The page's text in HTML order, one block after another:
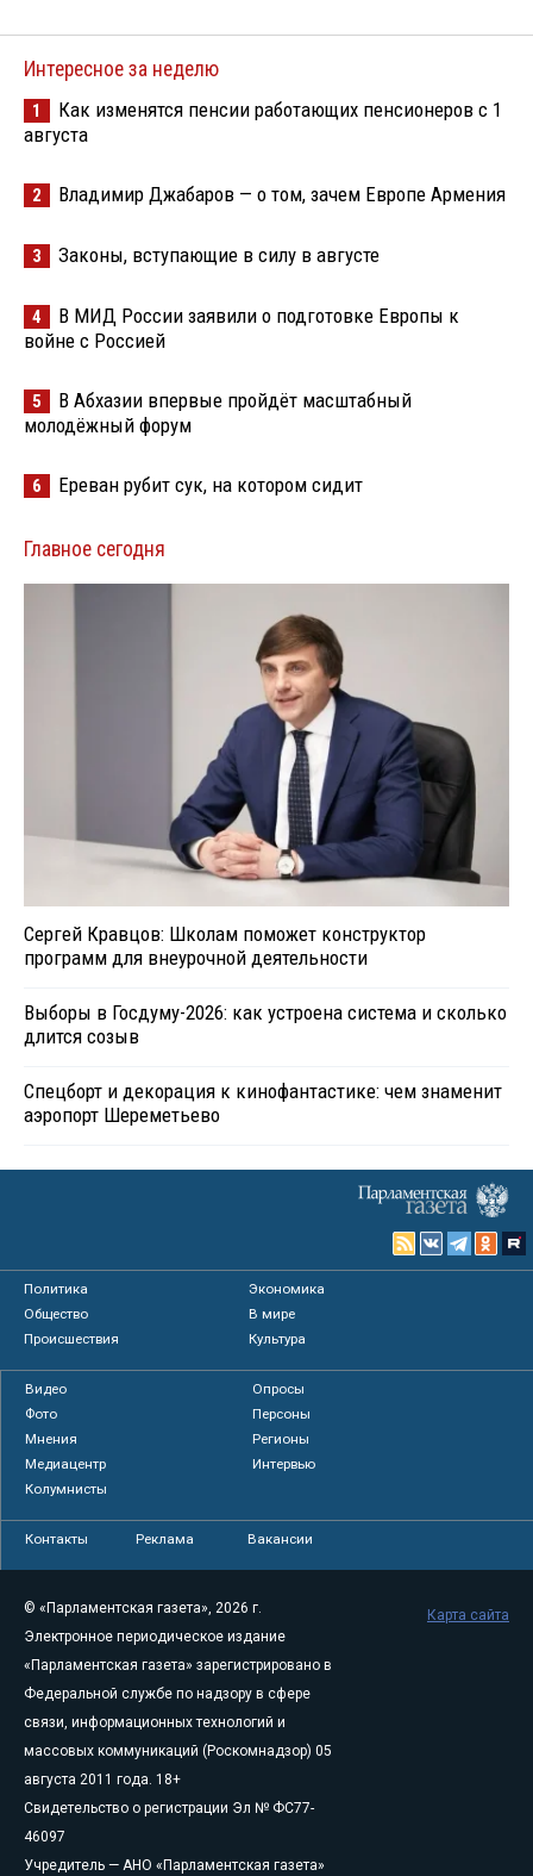
Интересное за неделю
1
Как изменятся пенсии работающих пенсионеров с 1
августа
2 Владимир Джабаров — о том, зачем Европе Армения
3 Законы, вступающие в силу в августе
4
В МИД России заявили о подготовке Европы к
войне с Россией
5
В Абхазии впервые пройдёт масштабный
молодёжный форум
6 Ереван рубит сук, на котором сидит
Главное сегодня
Сергей Кравцов: Школам поможет конструктор
программ для внеурочной деятельности
Выборы в Госдуму-2026: как устроена система и сколько
длится созыв
Спецборт и декорация к кинофантастике: чем знаменит
аэропорт Шереметьево
Политика
Экономика
Общество
В мире
Происшествия
Культура
Видео
Опросы
Фото
Персоны
Мнения
Регионы
Медиацентр
Интервью
Колумнисты
Контакты Реклама Вакансии
© «Парламентская газета», 2026 г.
Электронное периодическое издание
«Парламентская газета» зарегистрировано в
Федеральной службе по надзору в сфере
связи, информационных технологий и
массовых коммуникаций (Роскомнадзор) 05
августа 2011 года. 18+
Свидетельство о регистрации Эл № ФС77-
46097
Учредитель — АНО «Парламентская газета»
Карта сайта